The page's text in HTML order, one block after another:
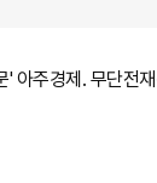
아주경제. 무단전재